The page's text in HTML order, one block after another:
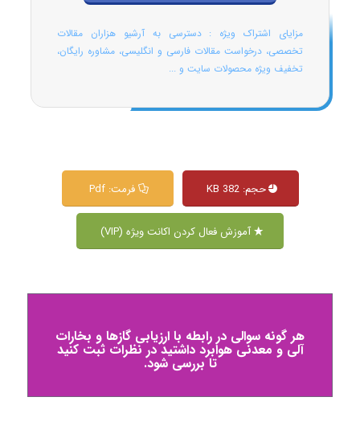
مزایای اشتراک ویژه : دسترسی به آرشیو هزاران مقالات
تخصصی، درخواست مقالات فارسی و انگلیسی، مشاوره رایگان،
تخفیف ویژه محصولات سایت و ...
حجم: 382 KB فرمت: Pdf
آموزش فعال کردن اکانت ویژه (VIP)
هر گونه سوالی در رابطه با ارزیابی گازها و بخارات
آلی و معدنی هوابرد داشتید در نظرات ثبت کنید
تا بررسی شود.